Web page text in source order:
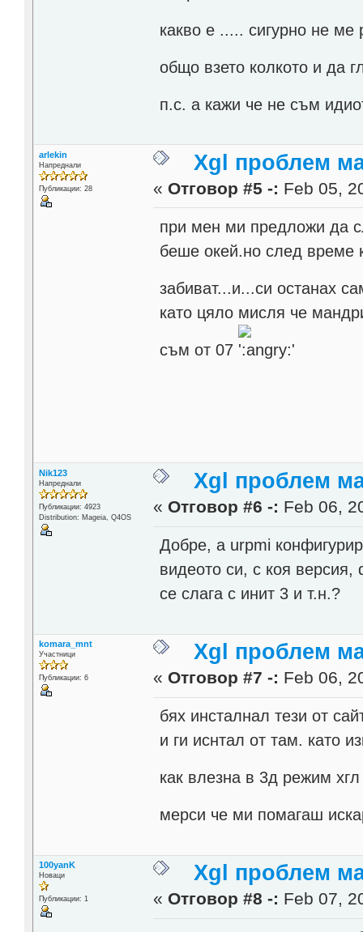
какво е ..... сигурно не
общо взето колкото и да
п.с. а кажи че не съм
arlekin
Напреднали
Публикации: 28
Xgl проблем
« Отговор #5 -: Feb 05,
при мен ми предложи да
беше окей.но след време
забиват...и...си останах
като цяло мисля че
съм от 07
Nik123
Напреднали
Публикации: 4923
Distribution: Mageia, Q4OS
Xgl проблем
« Отговор #6 -: Feb 06,
Добре, а urpmi
видеото си, с коя
се слага с инит 3 и т.н.?
komara_mnt
Участници
Публикации: 6
Xgl проблем
« Отговор #7 -: Feb 06,
бях инсталнал тези от
и ги иснтал от там. като
как влезна в 3д режим
мерси че ми помагаш
100yanK
Новаци
Публикации: 1
Xgl проблем
« Отговор #8 -: Feb 07,